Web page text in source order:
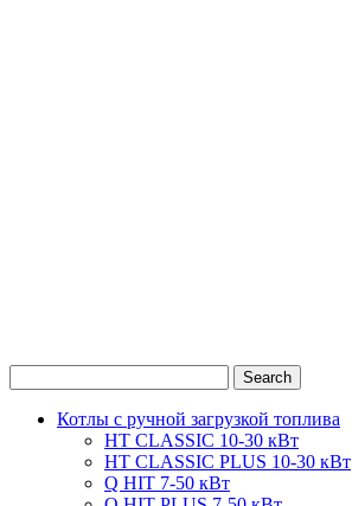
Котлы с ручной загрузкой топлива
HT CLASSIC 10-30 кВт
HT CLASSIC PLUS 10-30 кВт
Q HIT 7-50 кВт